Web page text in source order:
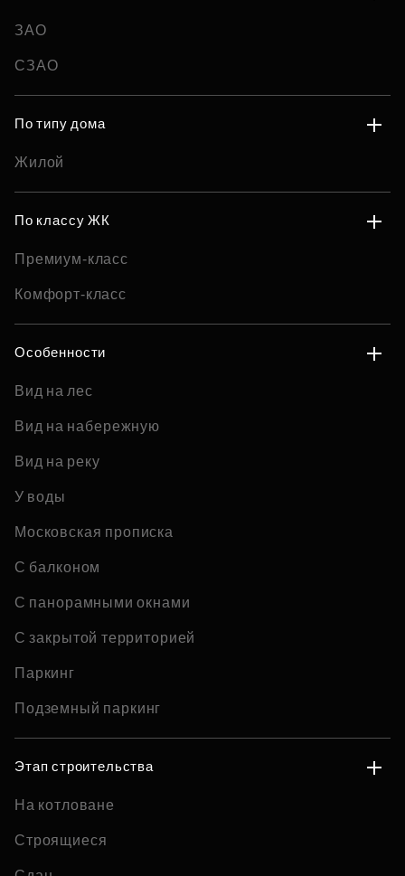
ЗАО
СЗАО
По типу дома
Жилой
По классу ЖК
Премиум-класс
Комфорт-класс
Особенности
Вид на лес
Вид на набережную
Вид на реку
У воды
Московская прописка
С балконом
С панорамными окнами
С закрытой территорией
Паркинг
Подземный паркинг
Этап строительства
На котловане
Строящиеся